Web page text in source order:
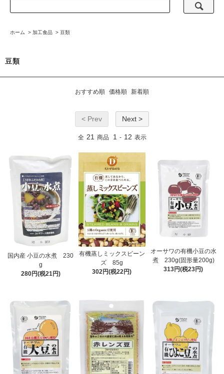
ホーム > 加工食品 > 豆類
豆類
おすすめ順 価格順 新着順
< Prev Next >
全 21 商品 1 - 12 表示
国内産 小豆の水煮 230
g
280円(税21円)
有機蒸しミックスビーン
ズ 85g
302円(税22円)
オーサワの有機小豆の水
煮 230g(固形量200g)
313円(税23円)